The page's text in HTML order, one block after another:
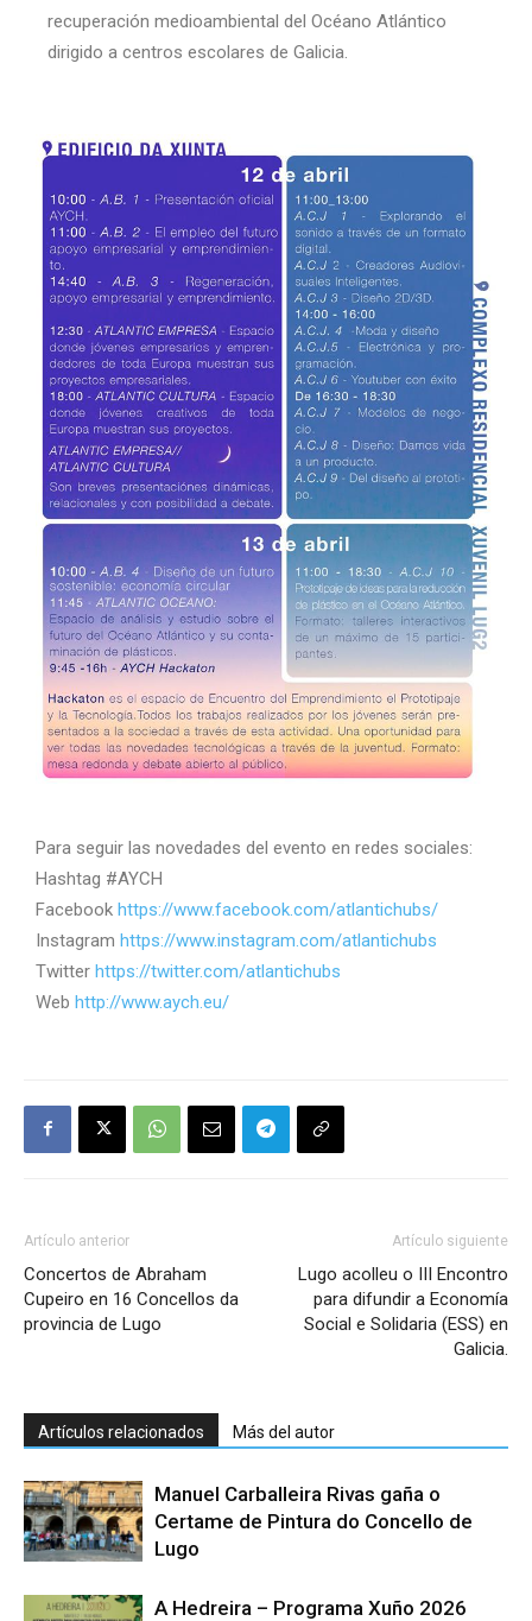
recuperación medioambiental del Océano Atlántico
dirigido a centros escolares de Galicia.
Para seguir las novedades del evento en redes sociales:
Hashtag #AYCH
Facebook https://www.facebook.com/atlantichubs/
Instagram https://www.instagram.com/atlantichubs
Twitter https://twitter.com/atlantichubs
Web http://www.aych.eu/
Artículo anterior
Concertos de Abraham
Cupeiro en 16 Concellos da
provincia de Lugo
Artículo siguiente
Lugo acolleu o III Encontro
para difundir a Economía
Social e Solidaria (ESS) en
Galicia.
Artículos relacionados Más del autor
Manuel Carballeira Rivas gaña o
Certame de Pintura do Concello de
Lugo
A Hedreira – Programa Xuño 2026